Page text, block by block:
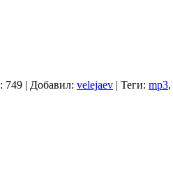
: 749 | Добавил: velejaev | Теги: mp3,